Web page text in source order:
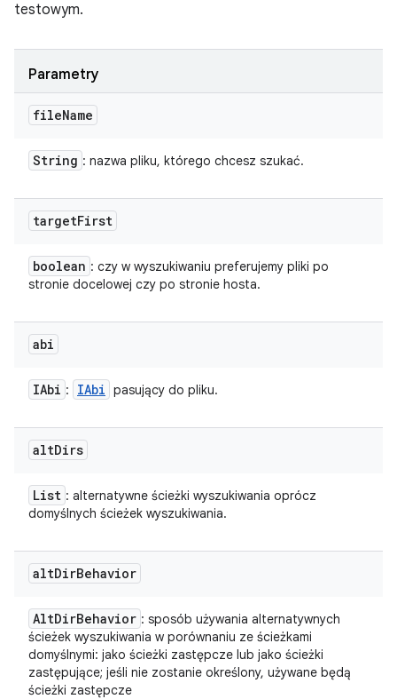
testowym.
Parametry
fileName
String : nazwa pliku, którego chcesz szukać.
targetFirst
boolean : czy w wyszukiwaniu preferujemy pliki po
stronie docelowej czy po stronie hosta.
abi
IAbi : IAbi pasujący do pliku.
altDirs
List : alternatywne ścieżki wyszukiwania oprócz
domyślnych ścieżek wyszukiwania.
altDirBehavior
AltDirBehavior : sposób używania alternatywnych
ścieżek wyszukiwania w porównaniu ze ścieżkami
domyślnymi: jako ścieżki zastępcze lub jako ścieżki
zastępujące; jeśli nie zostanie określony, używane będą
ścieżki zastępcze